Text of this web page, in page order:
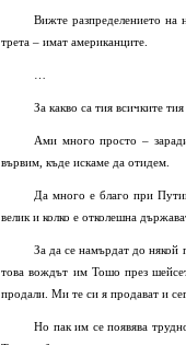
Вижте разпределението на
трета – имат американците.
За какво са тия всичките
Ами много просто –
вървим, къде искаме да отидем.
Да много е благо при
велик и колко е отколешна
За да се намърдат до някой
това вождът им Тошо през
продали. Ми те си я продават и
Но пак им се появява